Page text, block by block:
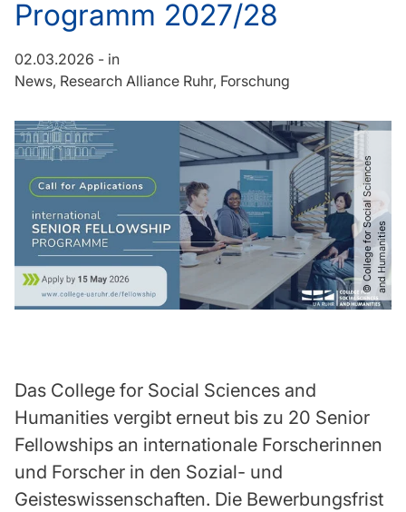
Programm 2027/28
02.03.2026 - in
News Research Alliance Ruhr Forschung
©
C
o
l
l
e
g
e
f
o
rS
o
c
i
a
l
S
c
i
e
n
c
e
s
a
n
d
H
u
m
a
n
i
t
i
es
Das College for Social Sciences and
Humanities vergibt erneut bis zu 20 Senior
Fellowships an internationale Forscherinnen
und Forscher in den Sozial- und
Geisteswissenschaften. Die Bewerbungsfrist